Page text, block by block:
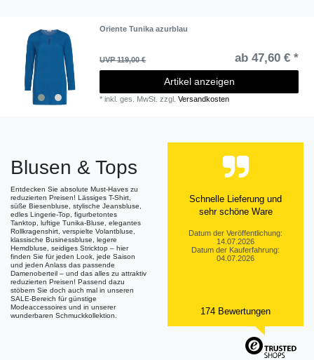
Oriente Tunika azurblau
UVP 119,00 € ab 47,60 € *
Artikel anzeigen
*inkl. ges. MwSt. zzgl.Versandkosten
Blusen & Tops
Entdecken Sie absolute Must-Haves zu
reduzierten Preisen! Lässiges T-Shirt,
süße Biesenbluse, stylische Jeansbluse,
edles Lingerie-Top, figurbetontes
Tanktop, luftige Tunika-Bluse, elegantes
Rollkragenshirt, verspielte Volantbluse,
klassische Businessbluse, legere
Hemdbluse, seidiges Stricktop – hier
finden Sie für jeden Look, jede Saison
und jeden Anlass das passende
Damenoberteil – und das alles zu attraktiv
reduzierten Preisen! Passend dazu
stöbern Sie doch auch mal in unseren
SALE-Bereich für günstige
Modeaccessoires und in unserer
wunderbaren Schmuckkollektion.
Schnelle Lieferung und
sehr schöne Ware
Datum der Veröffentlichung:
14.07.2026
Datum der Kauferfahrung:
04.07.2026
174 Bewertungen